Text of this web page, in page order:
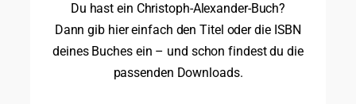
Du hast ein Christoph-Alexander-Buch?
Dann gib hier einfach den Titel oder die ISBN
deines Buches ein – und schon findest du die
passenden Downloads.